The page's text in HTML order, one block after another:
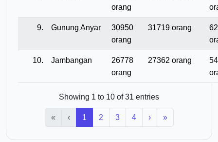
orang
9. Gunung Anyar
30950
orang
31719 orang
10. Jambangan
26778
orang
27362 orang
Showing 1 to 10 of 31 entries
« ‹ 1 2 3 4 › »